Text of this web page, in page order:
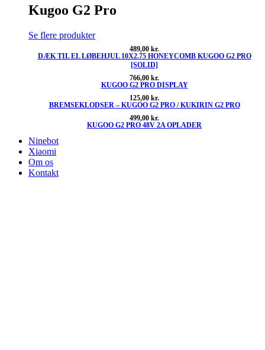
Kugoo G2 Pro
Se flere produkter
489,00 kr.
DÆK TIL EL LØBEHJUL 10X2.75 HONEYCOMB KUGOO G2 PRO
[SOLID]
766,00 kr.
KUGOO G2 PRO DISPLAY
125,00 kr.
BREMSEKLODSER – KUGOO G2 PRO / KUKIRIN G2 PRO
499,00 kr.
KUGOO G2 PRO 48V 2A OPLADER
Ninebot
Xiaomi
Om os
Kontakt